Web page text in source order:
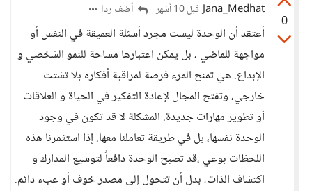
0
Jana_Medhat قبل 10 أشهر أضف ردا
أعتقد أن الوحدة ليست مجرد أسئلة العميقة في النفس أو
مواجهة للماضي ، بل يمكن اعتبارها مساحة للنمو الشخصي و
الإبداع. هي تمنح المرء فرصة لمراقبة أفكاره بلا تشتت
خارجي، وتفتح المجال لإعادة التفكير في الحياة و العلاقات
أو تطوير مهارات جديدة. المشكلة لا قد تكون في وجود
الوحدة نفسها، بل في طريقة تعاملنا معها. إذا استثمرنا هذه
اللحظات بوعي ،قد تصبح الوحدة دافعاً لتوسيع المدارك و
اكتشاف الذات، بدل أن تتحول إلى مصدر خوف أو عبء دائم.